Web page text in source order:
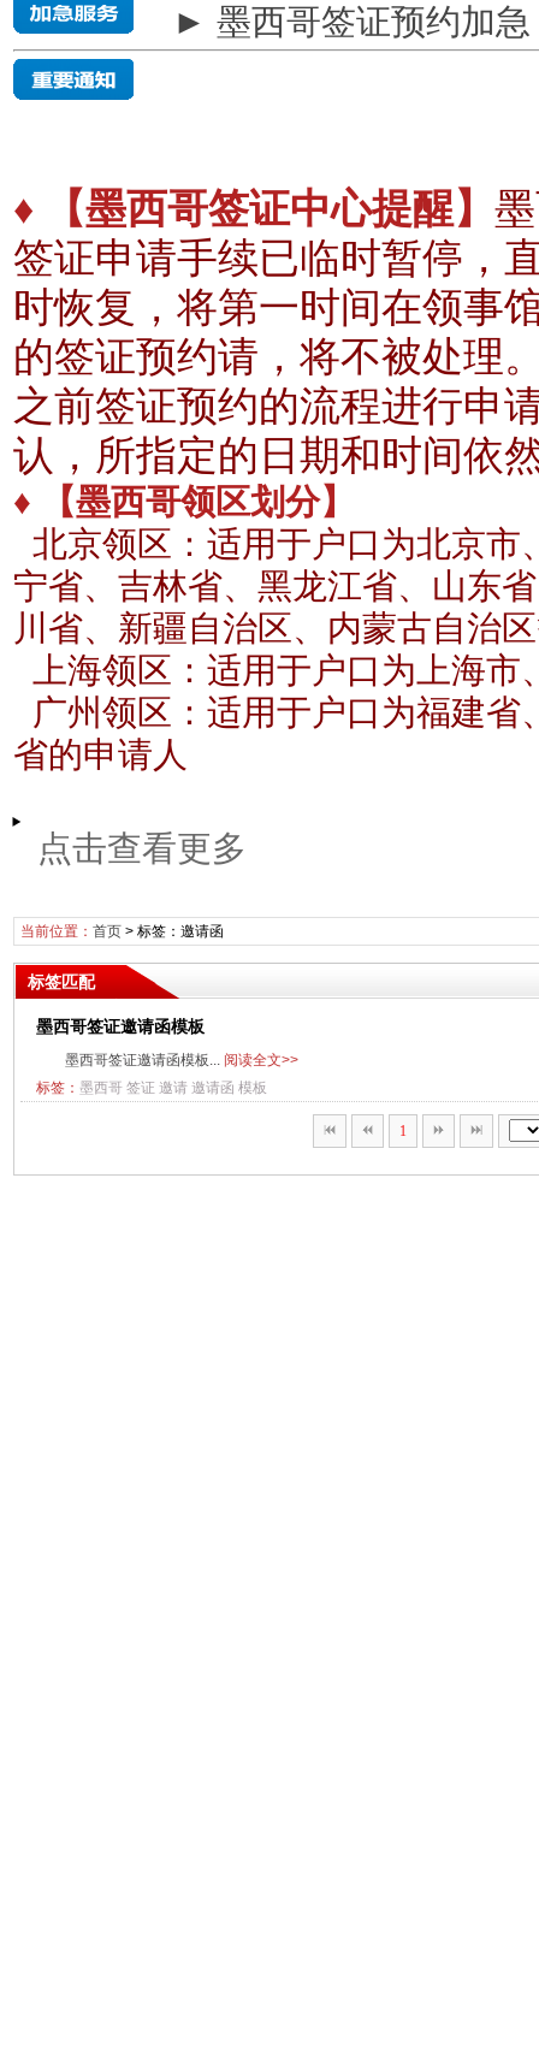
► 墨西哥签证预约加急
♦ 【墨西哥签证中心提醒】
签证申请手续已临时暂停，
时恢复，将第一时间在领事
的签证预约请，将不被处理
之前签证预约的流程进行申
认，所指定的日期和时间依
♦ 【墨西哥领区划分】
北京领区：适用于户口为北京
宁省、吉林省、黑龙江省、山东
川省、新疆自治区、内蒙古自治
上海领区：适用于户口为上海
广州领区：适用于户口为福建
省的申请人
点击查看更多
当前位置： 首页> 标签：邀请函
标签匹配
墨西哥签证邀请函模板
墨西哥签证邀请函模板... 阅读全文>>
标签： 墨西哥 签证 邀请 邀请函 模板
1